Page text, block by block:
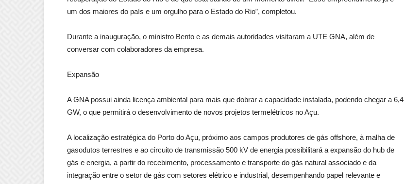
um dos maiores do país e um orgulho para o Estado do Rio”, completou.
Durante a inauguração, o ministro Bento e as demais autoridades visitaram a UTE GNA, além de
conversar com colaboradores da empresa.
Expansão
A GNA possui ainda licença ambiental para mais que dobrar a capacidade instalada, podendo chegar a 6,4
GW, o que permitirá o desenvolvimento de novos projetos termelétricos no Açu.
A localização estratégica do Porto do Açu, próximo aos campos produtores de gás offshore, à malha de
gasodutos terrestres e ao circuito de transmissão 500 kV de energia possibilitará a expansão do hub de
gás e energia, a partir do recebimento, processamento e transporte do gás natural associado e da
integração entre o setor de gás com setores elétrico e industrial, desempenhando papel relevante e